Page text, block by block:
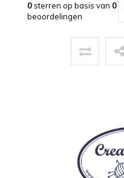
0sterren op basis van 0
beoordelingen